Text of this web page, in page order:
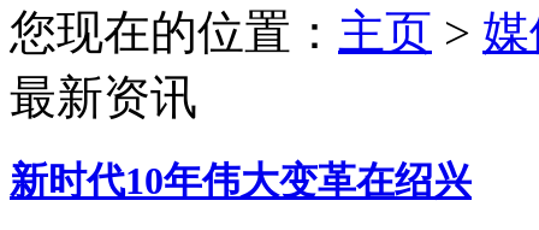
您现在的位置： 主页 >
最新资讯
新时代10年伟大变革在绍兴